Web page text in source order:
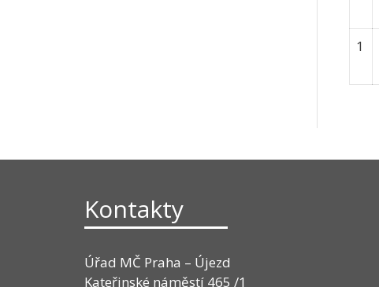
1
Kontakty
Úřad MČ Praha – Újezd
Kateřinské náměstí 465 /1